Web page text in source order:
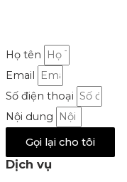
Họ tên
Email
Số điện thoại
Nội dung
Gọi lại cho tôi
Dịch vụ